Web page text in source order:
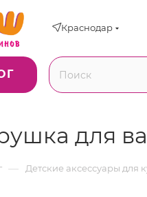
Краснодар
для
— Детские аксессуары для